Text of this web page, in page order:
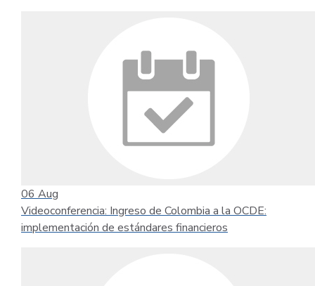
06 Aug
Videoconferencia: Ingreso de Colombia a la OCDE:
implementación de estándares financieros